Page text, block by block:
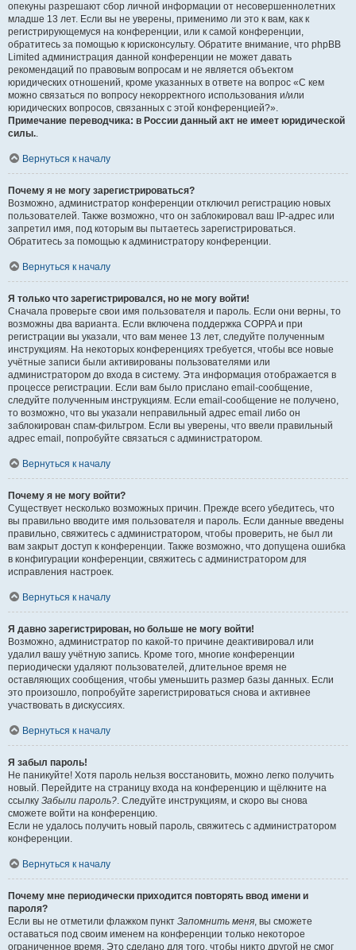
опекуны разрешают сбор личной информации от несовершеннолетних
младше 13 лет. Если вы не уверены, применимо ли это к вам, как к
регистрирующемуся на конференции, или к самой конференции,
обратитесь за помощью к юрисконсульту. Обратите внимание, что phpBB
Limited администрация данной конференции не может давать
рекомендаций по правовым вопросам и не является объектом
юридических отношений, кроме указанных в ответе на вопрос «С кем
можно связаться по вопросу некорректного использования и/или
юридических вопросов, связанных с этой конференцией?».
Примечание переводчика: в России данный акт не имеет юридической
силы..
Вернуться к началу
Почему я не могу зарегистрироваться?
Возможно, администратор конференции отключил регистрацию новых
пользователей. Также возможно, что он заблокировал ваш IP-адрес или
запретил имя, под которым вы пытаетесь зарегистрироваться.
Обратитесь за помощью к администратору конференции.
Вернуться к началу
Я только что зарегистрировался, но не могу войти!
Сначала проверьте свои имя пользователя и пароль. Если они верны, то
возможны два варианта. Если включена поддержка COPPA и при
регистрации вы указали, что вам менее 13 лет, следуйте полученным
инструкциям. На некоторых конференциях требуется, чтобы все новые
учётные записи были активированы пользователями или
администратором до входа в систему. Эта информация отображается в
процессе регистрации. Если вам было прислано email-сообщение,
следуйте полученным инструкциям. Если email-сообщение не получено,
то возможно, что вы указали неправильный адрес email либо он
заблокирован спам-фильтром. Если вы уверены, что ввели правильный
адрес email, попробуйте связаться с администратором.
Вернуться к началу
Почему я не могу войти?
Существует несколько возможных причин. Прежде всего убедитесь, что
вы правильно вводите имя пользователя и пароль. Если данные введены
правильно, свяжитесь с администратором, чтобы проверить, не был ли
вам закрыт доступ к конференции. Также возможно, что допущена ошибка
в конфигурации конференции, свяжитесь с администратором для
исправления настроек.
Вернуться к началу
Я давно зарегистрирован, но больше не могу войти!
Возможно, администратор по какой-то причине деактивировал или
удалил вашу учётную запись. Кроме того, многие конференции
периодически удаляют пользователей, длительное время не
оставляющих сообщения, чтобы уменьшить размер базы данных. Если
это произошло, попробуйте зарегистрироваться снова и активнее
участвовать в дискуссиях.
Вернуться к началу
Я забыл пароль!
Не паникуйте! Хотя пароль нельзя восстановить, можно легко получить
новый. Перейдите на страницу входа на конференцию и щёлкните на
ссылку Забыли пароль?. Следуйте инструкциям, и скоро вы снова
сможете войти на конференцию.
Если не удалось получить новый пароль, свяжитесь с администратором
конференции.
Вернуться к началу
Почему мне периодически приходится повторять ввод имени и
пароля?
Если вы не отметили флажком пункт Запомнить меня, вы сможете
оставаться под своим именем на конференции только некоторое
ограниченное время. Это сделано для того, чтобы никто другой не смог